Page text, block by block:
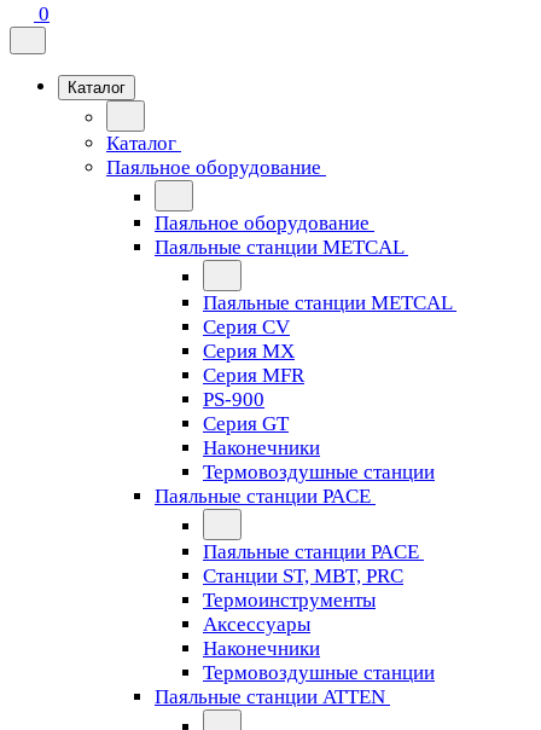
0
Каталог
Каталог
Паяльное оборудование
Паяльное оборудование
Паяльные станции METCAL
Паяльные станции METCAL
Серия CV
Серия MX
Серия MFR
PS-900
Серия GT
Наконечники
Термовоздушные станции
Паяльные станции PACE
Паяльные станции PACE
Станции ST, MBT, PRC
Термоинструменты
Аксессуары
Наконечники
Термовоздушные станции
Паяльные станции ATTEN